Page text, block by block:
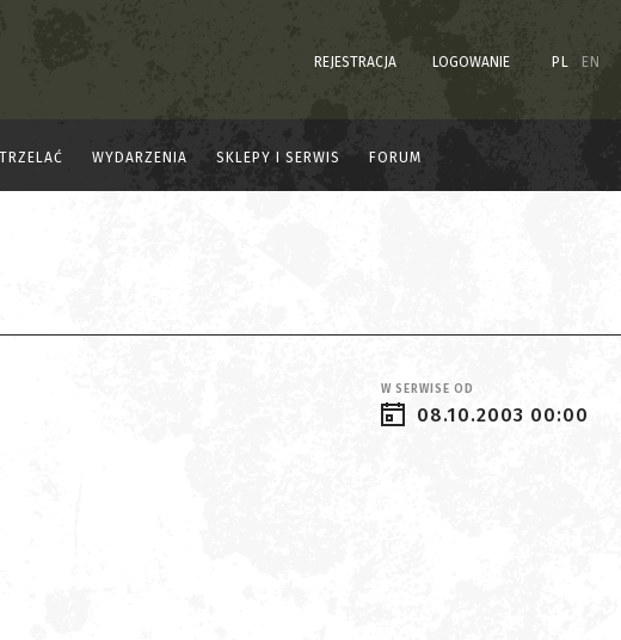
REJESTRACJA LOGOWANIE PL EN
WYDARZENIA SKLEPY I SERWIS FORUM
W SERWISE OD
08.10.2003 00:00